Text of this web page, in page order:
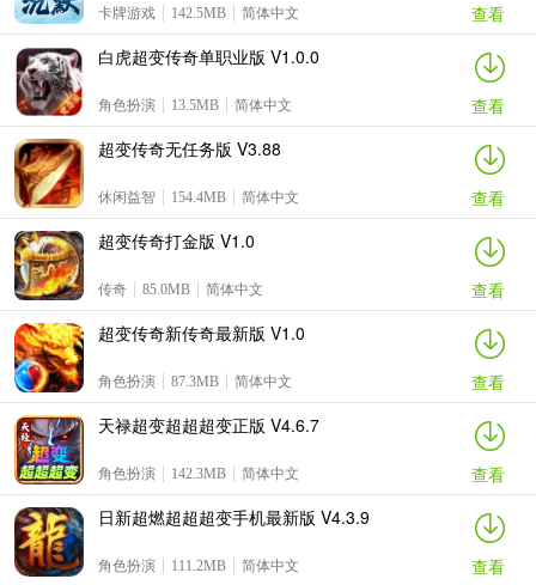
卡牌游戏 142.5MB 简体中文
查看
白虎超变传奇单职业版 V1.0.0
角色扮演 13.5MB 简体中文
查看
超变传奇无任务版 V3.88
休闲益智 154.4MB 简体中文
查看
超变传奇打金版 V1.0
传奇 85.0MB 简体中文
查看
超变传奇新传奇最新版 V1.0
角色扮演 87.3MB 简体中文
查看
天禄超变超超超变正版 V4.6.7
角色扮演 142.3MB 简体中文
查看
日新超燃超超超变手机最新版 V4.3.9
角色扮演 111.2MB 简体中文 查看